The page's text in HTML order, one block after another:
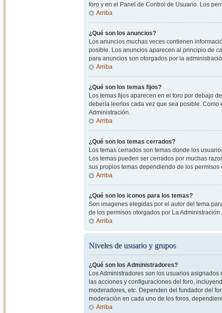
foro y en el Panel de Control de Usuario. Los
Arriba
¿Qué son los anuncios?
Los anuncios muchas veces contienen
posible. Los anuncios aparecen al principio de
para anuncios son otorgados por la
Arriba
¿Qué son los temas fijos?
Los temas fijos aparecen en el foro por debajo
debería leerlos cada vez que sea posible.
Administración.
Arriba
¿Qué son los temas cerrados?
Los temas cerrados son temas donde los
Los temas pueden ser cerrados por muchas
sus propios temas dependiendo de los
Arriba
¿Qué son los iconos para los temas?
Son imagenes elegidas por el autor del tema
de los permisos otorgados por La Administración.
Arriba
Niveles de usuario y grupos
¿Qué son los Administradores?
Los Administradores son los usuarios
las acciones y configuraciones del foro,
moderadores, etc. Dependen del fundador del
moderación en cada uno de los foros,
Arriba